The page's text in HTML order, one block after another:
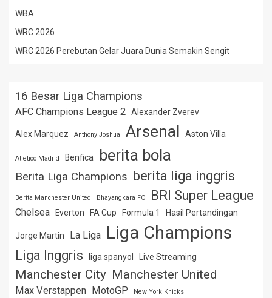
WBA
WRC 2026
WRC 2026 Perebutan Gelar Juara Dunia Semakin Sengit
16 Besar Liga Champions
AFC Champions League 2 Alexander Zverev
Alex Marquez Anthony Joshua Arsenal Aston Villa
Atletico Madrid Benfica berita bola
Berita Liga Champions berita liga inggris
Berita Manchester United Bhayangkara FC BRI Super League
Chelsea Everton FA Cup Formula 1 Hasil Pertandingan
Jorge Martin La Liga Liga Champions
Liga Inggris liga spanyol Live Streaming
Manchester City Manchester United
Max Verstappen MotoGP New York Knicks